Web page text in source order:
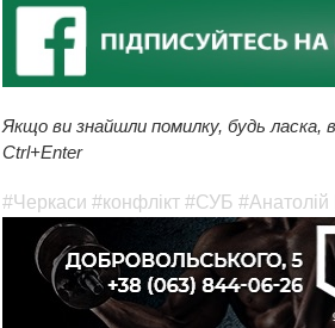
Якщо ви знайшли помилку, будь ласка,
Ctrl+Enter
#Черкаси #конфлікт #СУБ